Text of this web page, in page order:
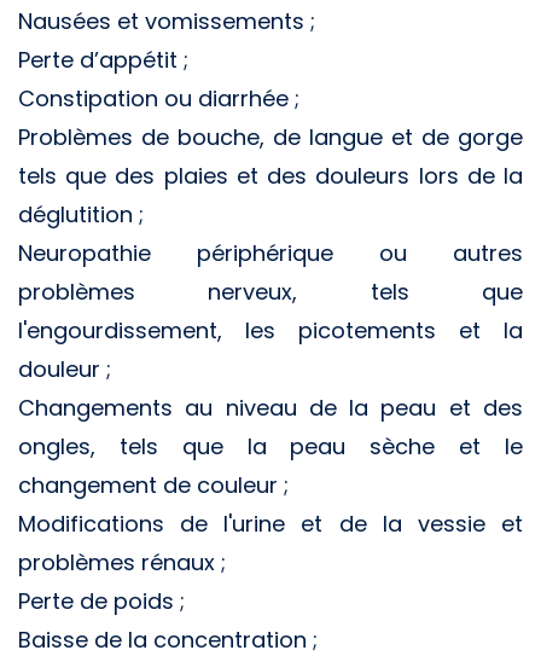
Nausées et vomissements ;
Perte d’appétit ;
Constipation ou diarrhée ;
Problèmes de bouche, de langue et de gorge
tels que des plaies et des douleurs lors de la
déglutition ;
Neuropathie périphérique ou autres
problèmes nerveux, tels que
l'engourdissement, les picotements et la
douleur ;
Changements au niveau de la peau et des
ongles, tels que la peau sèche et le
changement de couleur ;
Modifications de l'urine et de la vessie et
problèmes rénaux ;
Perte de poids ;
Baisse de la concentration ;